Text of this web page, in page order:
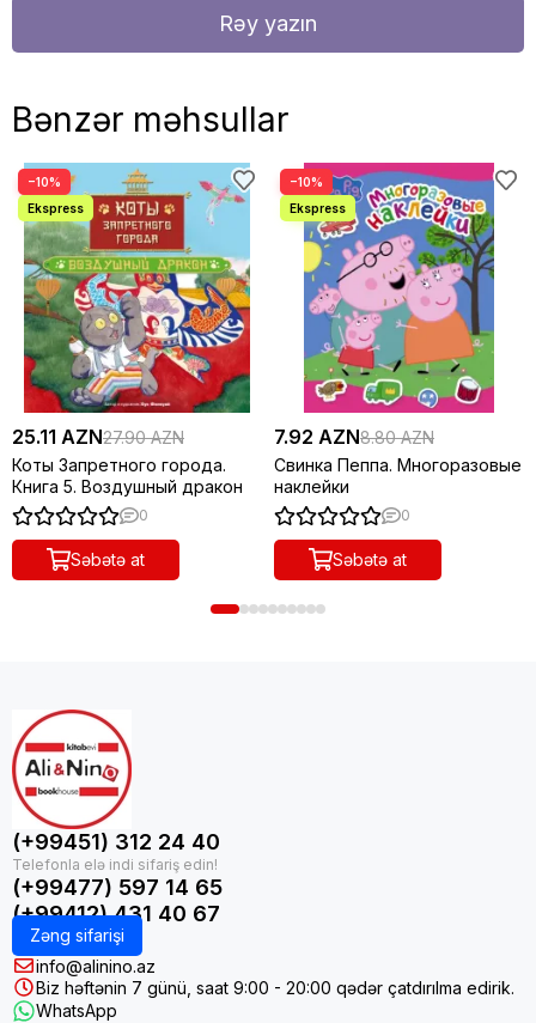
Rəy yazın
Bənzər məhsullar
−10%
25.11 AZN27.90 AZN
Коты Запретного города.
Книга 5. Воздушный дракон
0
Səbətə at
−10%
7.92 AZN8.80 AZN
Свинка Пеппа. Многоразовые
наклейки
0
Səbətə at
(+99451) 312 24 40
(+99477) 597 14 65
(+99412) 431 40 67
Zəng sifarişi
info@alinino.az
Biz həftənin 7 günü, saat 9:00 - 20:00 qədər çatdırılma edirik.
WhatsApp